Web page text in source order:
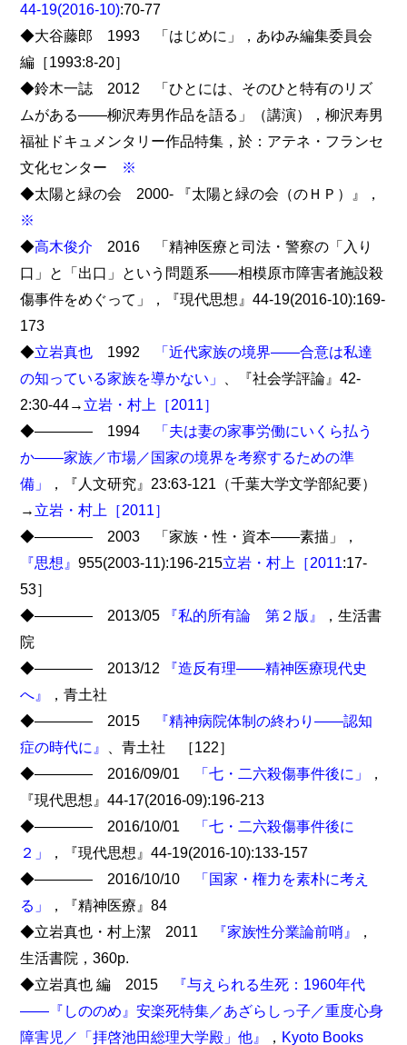
44-19(2016-10):70-77
◆大谷藤郎 1993 「はじめに」，あゆみ編集委員会
編［1993:8-20］
◆鈴木一誌 2012 「ひとには、そのひと特有のリズ
ムがある――柳沢寿男作品を語る」（講演），柳沢寿男
福祉ドキュメンタリー作品特集，於：アテネ・フランセ
文化センター ※
◆太陽と緑の会 2000- 『太陽と緑の会（のＨＰ）』，
※
◆高木俊介 2016 「精神医療と司法・警察の「入り
口」と「出口」という問題系――相模原市障害者施設殺
傷事件をめぐって」，『現代思想』44-19(2016-10):169-
173
◆立岩真也 1992
「近代家族の境界――合意は私達
の知っている家族を導かない」
、『社会学評論』42-
2:30-44→ 立岩・村上［2011］
◆―――― 1994
「夫は妻の家事労働にいくら払う
か――家族／市場／国家の境界を考察するための準
備」
，『人文研究』23:63-121（千葉大学文学部紀要）
→ 立岩・村上［2011］
◆―――― 2003 「家族・性・資本――素描」，
『思想』955(2003-11):196-215立岩・村上［2011:17-
53］
◆―――― 2013/05
『私的所有論 第２版』
，生活書
院
◆―――― 2013/12
『造反有理――精神医療現代史
へ』
，青土社
◆―――― 2015
『精神病院体制の終わり――認知
症の時代に』
、青土社 ［122］
◆―――― 2016/09/01
「七・二六殺傷事件後に」
，
『現代思想』44-17(2016-09):196-213
◆―――― 2016/10/01
「七・二六殺傷事件後に
２」
，『現代思想』44-19(2016-10):133-157
◆―――― 2016/10/10
「国家・権力を素朴に考え
る」
，『精神医療』84
◆立岩真也・村上潔 2011
『家族性分業論前哨』
，
生活書院，360p.
◆立岩真也 編 2015
『与えられる生死：1960年代
――『しののめ』安楽死特集／あざらしっ子／重度心身
障害児／「拝啓池田総理大学殿」他』
， Kyoto Books